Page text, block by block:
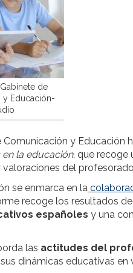
de
y Educación-
Comunicación y Educación
la educación, que recoge
del
se enmarca en la
recoge los resultados
españoles y una
las actitudes del
dinámicas educativas en